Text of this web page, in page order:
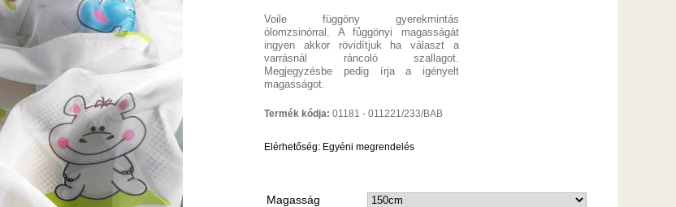
Voile függöny gyerekmintás
ólomzsinórral. A fůggönyi magasságát
ingyen akkor rövidítjuk ha választ a
varrásnál ráncoló szallagot.
Megjegyzésbe pedig írja a igényelt
magasságot.
Termék kódja: 01181 - 011221/233/BAB
Elérhetőség: Egyéni megrendelés
Magasság